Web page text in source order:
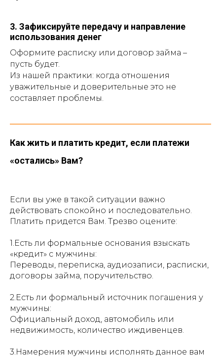
3. Зафиксируйте передачу и направление
использования денег
Оформите расписку или договор займа –
пусть будет.
Из нашей практики: когда отношения
уважительные и доверительные это не
составляет проблемы.
Как жить и платить кредит, если платежи
«остались» Вам?
Если вы уже в такой ситуации важно
действовать спокойно и последовательно.
Платить придется Вам. Трезво оцените:
1.Есть ли формальные основания взыскать
«кредит» с мужчины:
Переводы, переписка, аудиозаписи, расписки,
договоры займа, поручительство.
2.Есть ли формальный источник погашения у
мужчины:
Официальный доход, автомобиль или
недвижимость, количество иждивенцев.
3.Намерения мужчины исполнять данное вам